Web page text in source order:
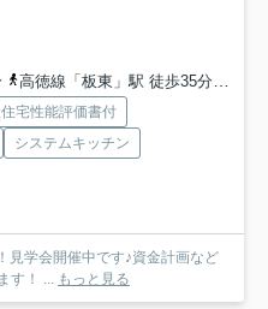
高徳線「板東」駅 徒歩35分
宅性能評価書付
システムキッチン
見学会開催中です♪資金計画など
もっと見る